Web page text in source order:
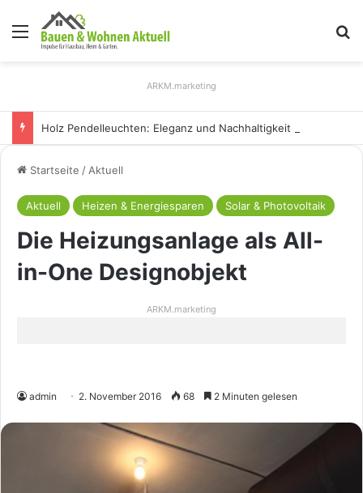
Menü
ARKM.marketing
Startseite / Aktuell
Aktuell Heizen & Energiesparen Solar & Photovoltaik
Die Heizungsanlage als All-
in-One Designobjekt
ARKM.marketing
admin 2. November 2016 68 2 Minuten gelesen